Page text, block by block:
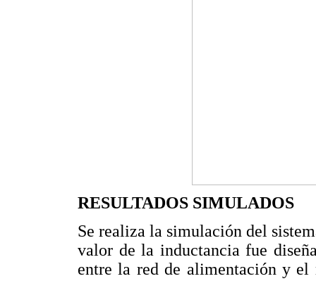
RESULTADOS SIMULADOS
Se realiza la simulación del
valor de la inductancia fue
entre la red de alimentación y